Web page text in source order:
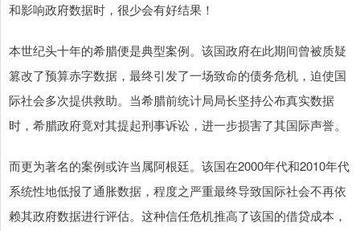
和影响政府数据时，很少会有好结果！
本世纪头十年的希腊便是典型案例。该国政府在此期间曾被质疑
篡改了预算赤字数据，最终引发了一场致命的债务危机，迫使国
际社会多次提供救助。当希腊前统计局局长坚持公布真实数据
时，希腊政府竟对其提起刑事诉讼，进一步损害了其国际声誉。
而更为著名的案例或许当属阿根廷。该国在2000年代和2010年代
系统性地低报了通胀数据，程度之严重最终导致国际社会不再依
赖其政府数据进行评估。这种信任危机推高了该国的借贷成本，